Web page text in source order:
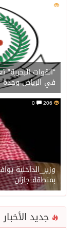
207
“القوات
في الرياض وجدة
206
وزير_الداخلية
بمنطقة جازان
جديد الأخبار